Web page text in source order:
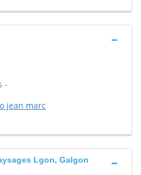
-
jean marc
Lgon, Galgon